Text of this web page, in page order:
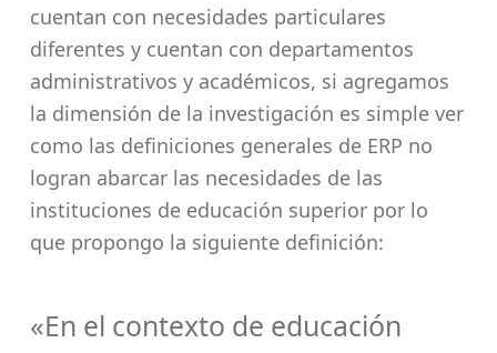
cuentan con necesidades particulares
diferentes y cuentan con departamentos
administrativos y académicos, si agregamos
la dimensión de la investigación es simple ver
como las definiciones generales de ERP no
logran abarcar las necesidades de las
instituciones de educación superior por lo
que propongo la siguiente definición:
«En el contexto de educación